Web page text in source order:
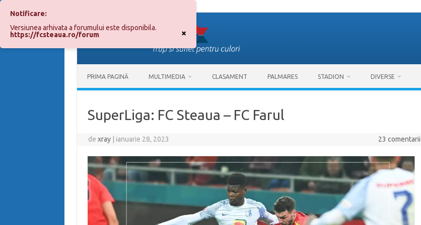
conținut
PRIMA PAGINĂ MULTIMEDIA CLASAMENT PALMARES STADION DIVERSE
SuperLiga: FC Steaua – FC Farul
dexray ianuarie 28, 2023 23 comentarii
×
Notificare:
Versiunea arhivata a forumului este disponibila.
https://fcsteaua.ro/forum